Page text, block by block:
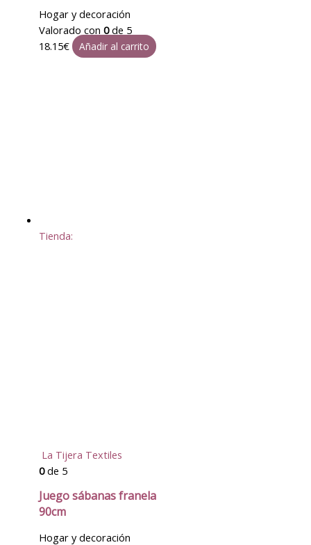
Hogar y decoración
Valorado con 0de 5
18.15€ Añadir al carrito
Tienda:
La Tijera Textiles
0de 5
Juego sábanas franela
90cm
Hogar y decoración